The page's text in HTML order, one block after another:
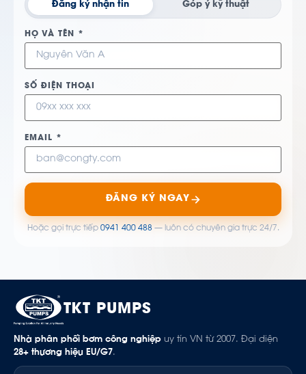
Đăng ký nhận tin Góp ý kỹ thuật
HỌ VÀ TÊN *
SỐ ĐIỆN THOẠI
EMAIL *
ĐĂNG KÝ NGAY
Hoặc gọi trực tiếp 0941 400 488— luôn có chuyên gia trực 24/7.
TKT PUMPS
Nhà phân phối bơm công nghiệp uy tín VN từ 2007. Đại diện
28+ thương hiệu EU/G7.